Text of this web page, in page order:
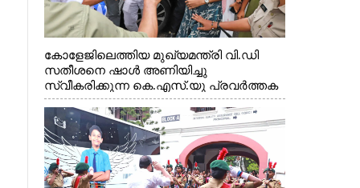
കോളേജിലെത്തിയ മുഖ്യമന്ത്രി വി.ഡി
സതീശനെ ഷാൾ അണിയിച്ചു
സ്വീകരിക്കുന്ന കെ.എസ്.യു പ്രവർത്തക